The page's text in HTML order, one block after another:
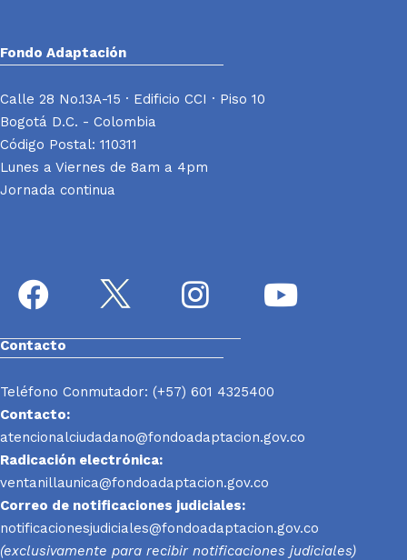
Fondo Adaptación
Calle 28 No.13A-15 · Edificio CCI · Piso 10
Bogotá D.C. - Colombia
Código Postal: 110311
Lunes a Viernes de 8am a 4pm
Jornada continua
Contacto
Teléfono Conmutador: (+57) 601 4325400
Contacto:
atencionalciudadano@fondoadaptacion.gov.co
Radicación electrónica:
ventanillaunica@fondoadaptacion.gov.co
Correo de notificaciones judiciales:
notificacionesjudiciales@fondoadaptacion.gov.co
(exclusivamente para recibir notificaciones judiciales)